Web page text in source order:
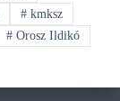
#kmksz
# Orosz Ildikó